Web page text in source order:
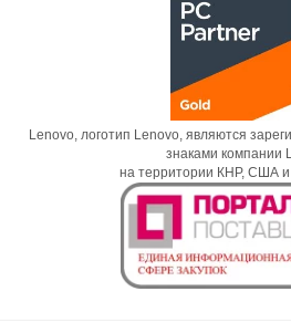
Lenovo, логотип Lenovo, являются
знаками компании
на территории КНР, США и